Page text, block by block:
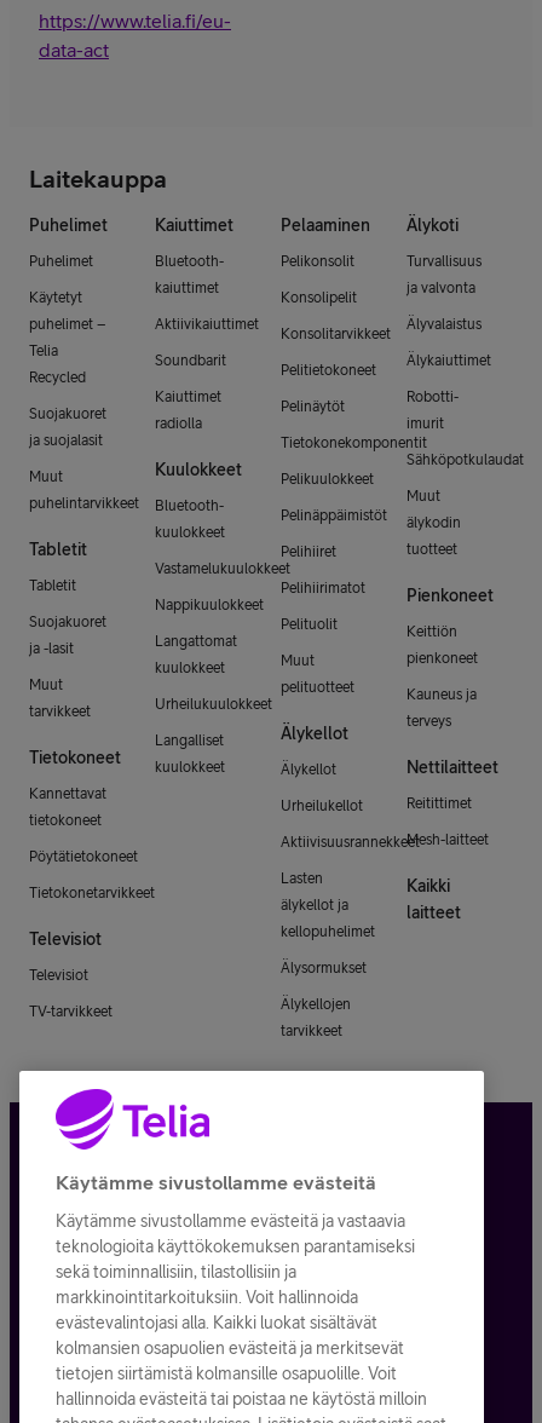
https://www.telia.fi/eu-
data-act
Laitekauppa
Puhelimet
Puhelimet
Käytetyt
puhelimet –
Telia
Recycled
Suojakuoret
ja suojalasit
Muut
puhelintarvikkeet
Tabletit
Tabletit
Suojakuoret
ja -lasit
Muut
tarvikkeet
Tietokoneet
Kannettavat
tietokoneet
Pöytätietokoneet
Tietokonetarvikkeet
Televisiot
Televisiot
TV-tarvikkeet
Kaiuttimet
Bluetooth-
kaiuttimet
Aktiivikaiuttimet
Soundbarit
Kaiuttimet
radiolla
Kuulokkeet
Bluetooth-
kuulokkeet
Vastamelukuulokkeet
Nappikuulokkeet
Langattomat
kuulokkeet
Urheilukuulokkeet
Langalliset
kuulokkeet
Pelaaminen
Pelikonsolit
Konsolipelit
Konsolitarvikkeet
Pelitietokoneet
Pelinäytöt
Tietokonekomponentit
Pelikuulokkeet
Pelinäppäimistöt
Pelihiiret
Pelihiirimatot
Pelituolit
Muut
pelituotteet
Älykellot
Älykellot
Urheilukellot
Aktiivisuusrannekkeet
Lasten
älykellot ja
kellopuhelimet
Älysormukset
Älykellojen
tarvikkeet
Älykoti
Turvallisuus
ja valvonta
Älyvalaistus
Älykaiuttimet
Robotti-
imurit
Sähköpotkulaudat
Muut
älykodin
tuotteet
Pienkoneet
Keittiön
pienkoneet
Kauneus ja
terveys
Nettilaitteet
Reitittimet
Mesh-laitteet
Kaikki
laitteet
Tietosuoja ja -turva
Tilauksen peruuttaminen
Käyttöehdot
Evästeiden käyttö
Toimitusehdot ja palvelukuvaukset
Käytämme sivustollamme evästeitä
Käytämme sivustollamme evästeitä ja vastaavia
teknologioita käyttökokemuksen parantamiseksi
sekä toiminnallisiin, tilastollisiin ja
markkinointitarkoituksiin. Voit hallinnoida
evästevalintojasi alla. Kaikki luokat sisältävät
kolmansien osapuolien evästeitä ja merkitsevät
tietojen siirtämistä kolmansille osapuolille. Voit
hallinnoida evästeitä tai poistaa ne käytöstä milloin